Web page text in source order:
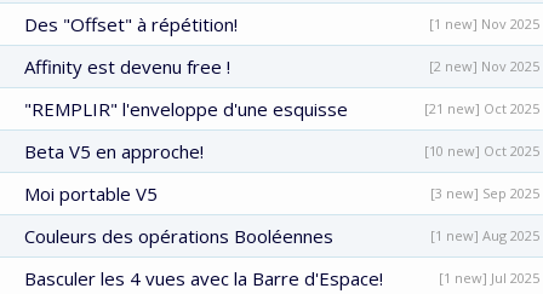
Des "Offset" à répétition! [1 new] Nov 2025
Affinity est devenu free ! [2 new] Nov 2025
"REMPLIR" l'enveloppe d'une esquisse [21 new] Oct 2025
Beta V5 en approche! [10 new] Oct 2025
Moi portable V5 [3 new] Sep 2025
Couleurs des opérations Booléennes [1 new] Aug 2025
Basculer les 4 vues avec la Barre d'Espace! [1 new] Jul 2025